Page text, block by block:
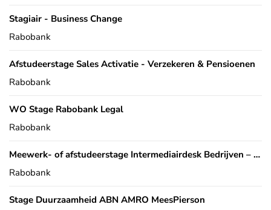
Stagiair - Business Change
Rabobank
Afstudeerstage Sales Activatie - Verzekeren & Pensioenen
Rabobank
WO Stage Rabobank Legal
Rabobank
Meewerk- of afstudeerstage Intermediairdesk Bedrijven – GZ Retail
Rabobank
Stage Duurzaamheid ABN AMRO MeesPierson